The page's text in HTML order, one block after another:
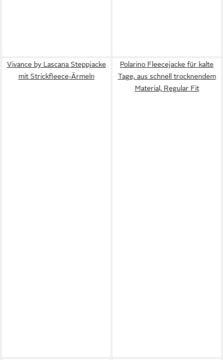
Vivance by Lascana Steppjacke
mit Strickfleece-Ärmeln
Polarino Fleecejacke für kalte
Tage, aus schnell trocknendem
Material, Regular Fit